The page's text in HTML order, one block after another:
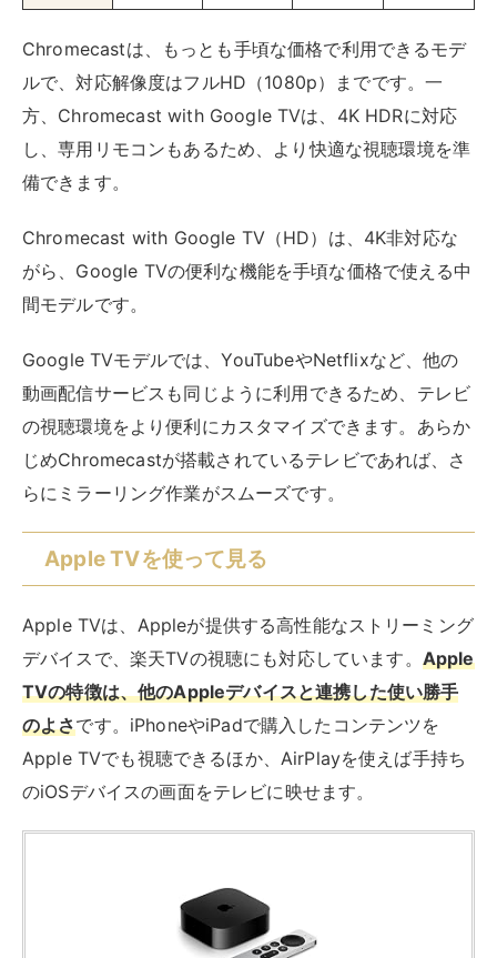
Google TVモデルでは、YouTubeやNetflixなど、他の
動画配信サービスも同じように利用できるため、テレビ
の視聴環境をより便利にカスタマイズできます。あらか
じめChromecastが搭載されているテレビであれば、さ
らにミラーリング作業がスムーズです。
Apple TVを使って見る
Apple TVは、Appleが提供する高性能なストリーミング
TVの特徴は、他のAppleデバイスと連携した使い勝手
のよさです。iPhoneやiPadで購入したコンテンツを
Apple TVでも視聴できるほか、AirPlayを使えば手持ち
のiOSデバイスの画面をテレビに映せます。
2022 Apple TV 4K 128GBストレージ搭載
Wi‑Fi + Ethernetモデル (第3世代)
created byRinker
¥44,800
楽天市場